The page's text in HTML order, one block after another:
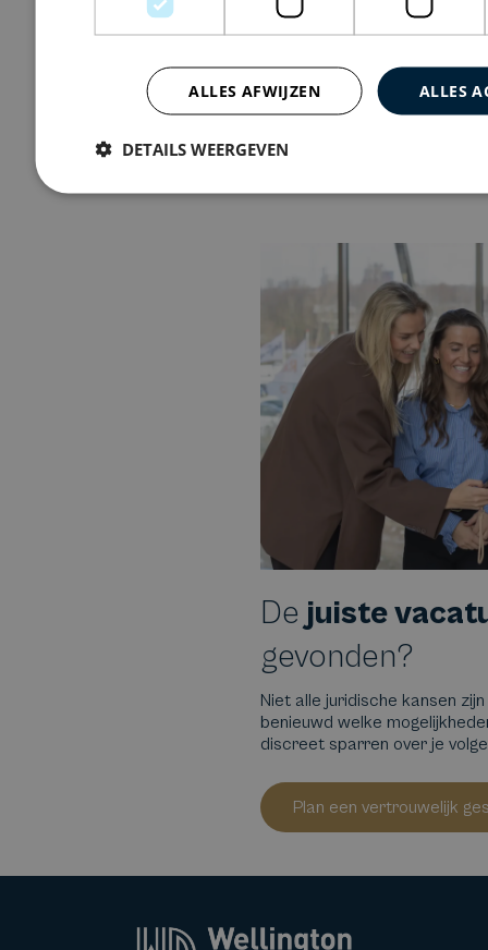
De juiste
gevonden?
Niet alle juridische kansen
benieuwd welke
discreet sparren over je
Plan een vertrouwelijk
ALLES
ALLES AFWIJZEN
DETAILS WEERGEVEN